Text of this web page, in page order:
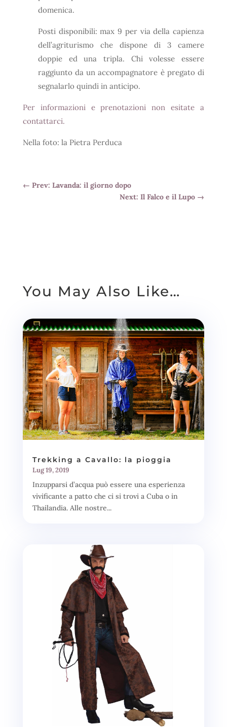
domenica.
Posti disponibili: max 9 per via della capienza
dell’agriturismo che dispone di 3 camere
doppie ed una tripla. Chi volesse essere
raggiunto da un accompagnatore è pregato di
segnalarlo quindi in anticipo.
Per informazioni e prenotazioni non esitate a
contattarci.
Nella foto: la Pietra Perduca
← Prev: Lavanda: il giorno dopo
Next: Il Falco e il Lupo →
You May Also Like…
Trekking a Cavallo: la pioggia
Lug 19, 2019
Inzupparsi d’acqua può essere una esperienza
vivificante a patto che ci si trovi a Cuba o in
Thailandia. Alle nostre...